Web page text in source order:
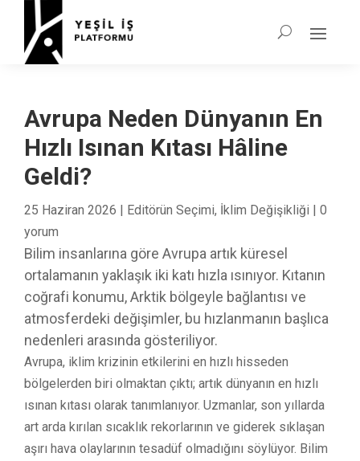
Avrupa Neden Dünyanın En
Hızlı Isınan Kıtası Hâline
Geldi?
25 Haziran 2026 | Editörün Seçimi, İklim Değişikliği | 0
yorum
Bilim insanlarına göre Avrupa artık küresel
ortalamanın yaklaşık iki katı hızla ısınıyor. Kıtanın
coğrafi konumu, Arktik bölgeyle bağlantısı ve
atmosferdeki değişimler, bu hızlanmanın başlıca
nedenleri arasında gösteriliyor.
Avrupa, iklim krizinin etkilerini en hızlı hisseden
bölgelerden biri olmaktan çıktı; artık dünyanın en hızlı
ısınan kıtası olarak tanımlanıyor. Uzmanlar, son yıllarda
art arda kırılan sıcaklık rekorlarının ve giderek sıklaşan
aşırı hava olaylarının tesadüf olmadığını söylüyor. Bilim